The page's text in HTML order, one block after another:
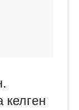
келген